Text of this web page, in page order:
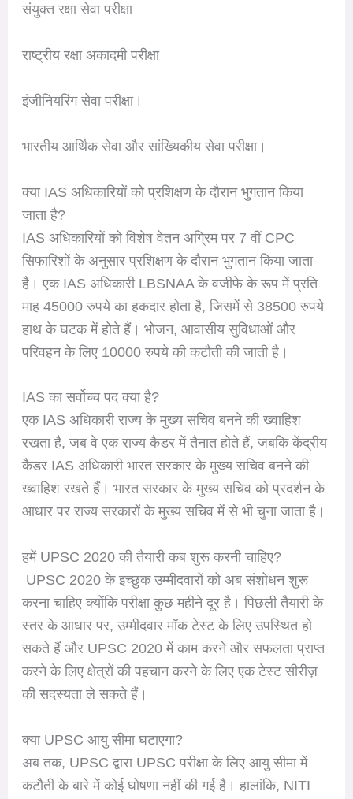
संयुक्त रक्षा सेवा परीक्षा
राष्ट्रीय रक्षा अकादमी परीक्षा
इंजीनियरिंग सेवा परीक्षा।
भारतीय आर्थिक सेवा और सांख्यिकीय सेवा परीक्षा।
क्या IAS अधिकारियों को प्रशिक्षण के दौरान भुगतान किया
जाता है?
IAS अधिकारियों को विशेष वेतन अग्रिम पर 7 वीं CPC
सिफारिशों के अनुसार प्रशिक्षण के दौरान भुगतान किया जाता
है। एक IAS अधिकारी LBSNAA के वजीफे के रूप में प्रति
माह 45000 रुपये का हकदार होता है, जिसमें से 38500 रुपये
हाथ के घटक में होते हैं। भोजन, आवासीय सुविधाओं और
परिवहन के लिए 10000 रुपये की कटौती की जाती है।
IAS का सर्वोच्च पद क्या है?
एक IAS अधिकारी राज्य के मुख्य सचिव बनने की ख्वाहिश
रखता है, जब वे एक राज्य कैडर में तैनात होते हैं, जबकि केंद्रीय
कैडर IAS अधिकारी भारत सरकार के मुख्य सचिव बनने की
ख्वाहिश रखते हैं। भारत सरकार के मुख्य सचिव को प्रदर्शन के
आधार पर राज्य सरकारों के मुख्य सचिव में से भी चुना जाता है।
हमें UPSC 2020 की तैयारी कब शुरू करनी चाहिए?
UPSC 2020 के इच्छुक उम्मीदवारों को अब संशोधन शुरू
करना चाहिए क्योंकि परीक्षा कुछ महीने दूर है। पिछली तैयारी के
स्तर के आधार पर, उम्मीदवार मॉक टेस्ट के लिए उपस्थित हो
सकते हैं और UPSC 2020 में काम करने और सफलता प्राप्त
करने के लिए क्षेत्रों की पहचान करने के लिए एक टेस्ट सीरीज़
की सदस्यता ले सकते हैं।
क्या UPSC आयु सीमा घटाएगा?
अब तक, UPSC द्वारा UPSC परीक्षा के लिए आयु सीमा में
कटौती के बारे में कोई घोषणा नहीं की गई है। हालांकि, NITI